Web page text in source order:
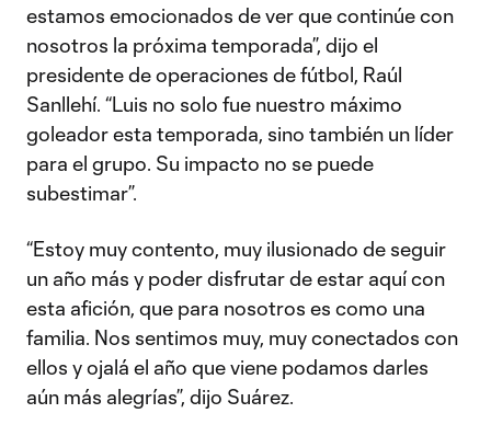
estamos emocionados de ver que continúe con
nosotros la próxima temporada”, dijo el
presidente de operaciones de fútbol, ​​Raúl
Sanllehí. “Luis no solo fue nuestro máximo
goleador esta temporada, sino también un líder
para el grupo. Su impacto no se puede
subestimar”.
“Estoy muy contento, muy ilusionado de seguir
un año más y poder disfrutar de estar aquí con
esta afición, que para nosotros es como una
familia. Nos sentimos muy, muy conectados con
ellos y ojalá el año que viene podamos darles
aún más alegrías”, dijo Suárez.